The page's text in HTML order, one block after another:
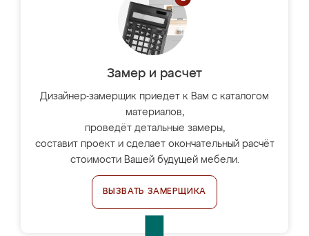
Замер и расчет
Дизайнер-замерщик приедет к Вам с каталогом
материалов,
проведёт детальные замеры,
составит проект и сделает окончательный расчёт
стоимости Вашей будущей мебели.
ВЫЗВАТЬ ЗАМЕРЩИКА